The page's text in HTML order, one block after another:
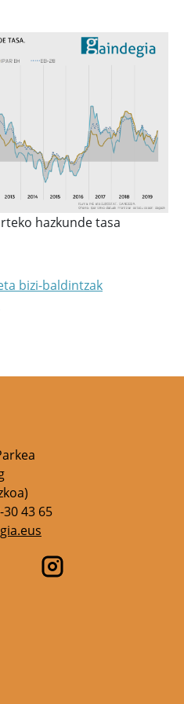
hazkunde tasa
bizi-baldintzak
30 43 65